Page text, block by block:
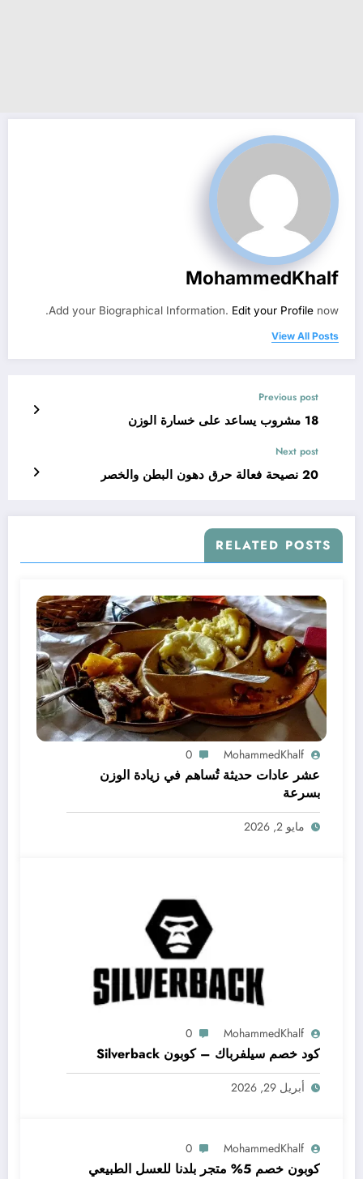
MohammedKhalf
Add your Biographical Information. Edit your Profile now.
View All Posts
Previous post
18 مشروب يساعد على خسارة الوزن
Next post
20 نصيحة فعالة حرق دهون البطن والخصر
RELATED POSTS
MohammedKhalf
0
عشر عادات حديثة تُساهم في زيادة الوزن
بسرعة
مايو 2, 2026
MohammedKhalf
0
كود خصم سيلفرباك – كوبون Silverback
أبريل 29, 2026
MohammedKhalf
0
كوبون خصم 5% متجر بلدنا للعسل الطبيعي